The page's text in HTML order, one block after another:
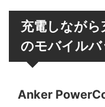
充電しなが
のモバイル
Anker